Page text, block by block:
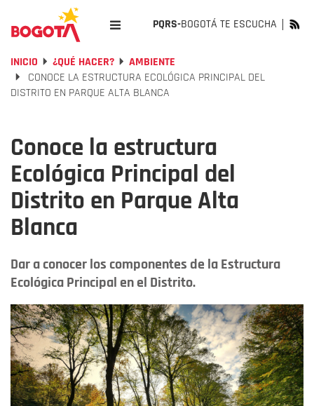
PQRS-BOGOTÁ TE ESCUCHA
INICIO ¿QUÉ HACER?
AMBIENTE
CONOCE LA ESTRUCTURA ECOLÓGICA PRINCIPAL DEL
DISTRITO EN PARQUE ALTA BLANCA
Conoce la estructura
Ecológica Principal del
Distrito en Parque Alta
Blanca
Dar a conocer los componentes de la Estructura
Ecológica Principal en el Distrito.